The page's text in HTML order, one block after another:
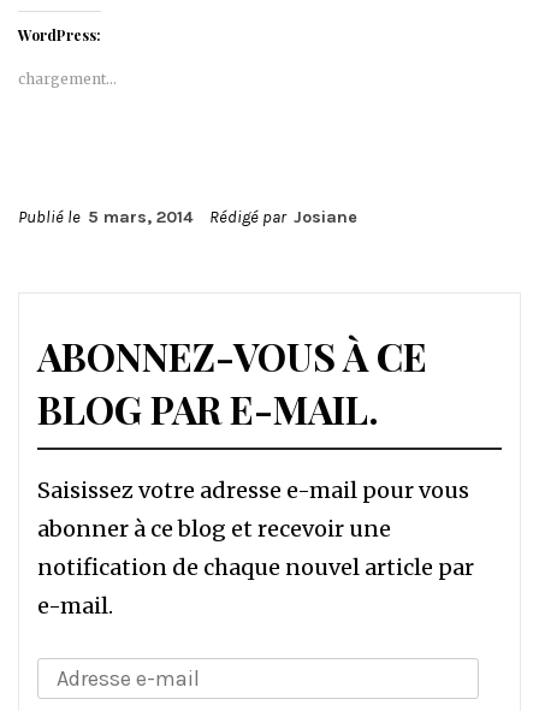
WordPress:
chargement…
Publié le 5 mars, 2014 Rédigé par Josiane
ABONNEZ-VOUS À CE
BLOG PAR E-MAIL.
Saisissez votre adresse e-mail pour vous
abonner à ce blog et recevoir une
notification de chaque nouvel article par
e-mail.
Adresse